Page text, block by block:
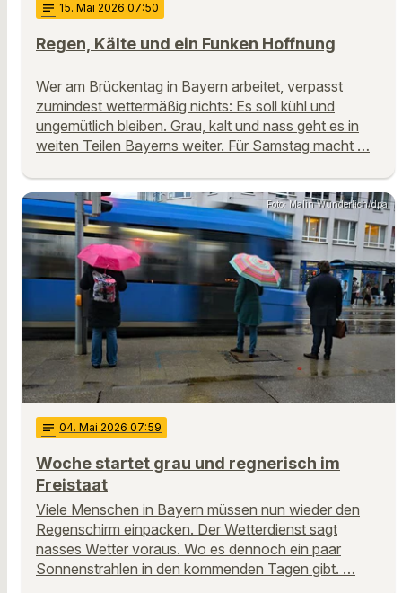
notes 15. Mai 2026 07:50
Regen, Kälte und ein Funken Hoffnung
Wer am Brückentag in Bayern arbeitet, verpasst
zumindest wettermäßig nichts: Es soll kühl und
ungemütlich bleiben. Grau, kalt und nass geht es in
weiten Teilen Bayerns weiter. Für Samstag macht …
Foto: Malin Wunderlich/dpa
notes 04. Mai 2026 07:59
Woche startet grau und regnerisch im
Freistaat
Viele Menschen in Bayern müssen nun wieder den
Regenschirm einpacken. Der Wetterdienst sagt
nasses Wetter voraus. Wo es dennoch ein paar
Sonnenstrahlen in den kommenden Tagen gibt. …